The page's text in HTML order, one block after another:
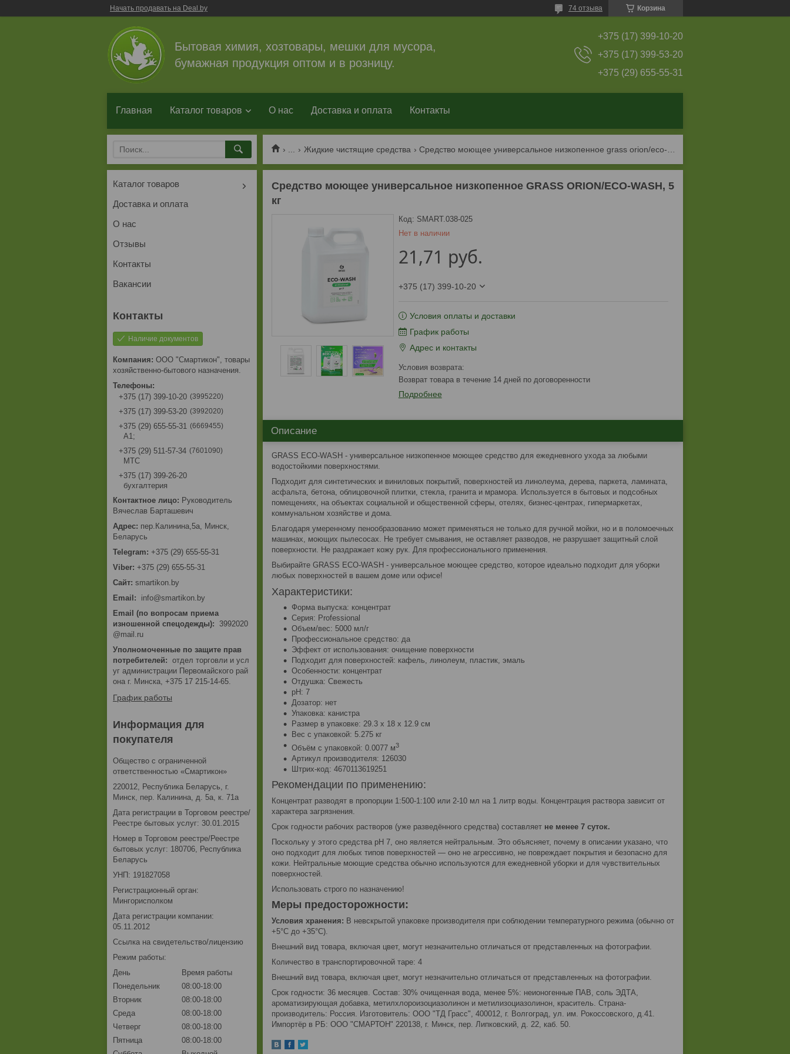
Начать продавать на Deal.by Корзина
74 отзыва
Бытовая химия, хозтовары, мешки для мусора,
бумажная продукция оптом и в розницу.
+375 (17) 399-10-20
+375 (17) 399-53-20
+375 (29) 655-55-31
Главная Каталог товаров О нас Доставка и оплата Контакты
Жидкие чистящие средства
Средство моющее универсальное низкопенное GRASS ORION/ECO-WASH, 5
кг
Нет в наличии
Код: SMART.038-025
21,71 руб.
+375 (17) 399-10-20
Условия оплаты и доставки
График работы
Адрес и контакты
возврат товара в течение 14 дней по договоренности
Подробнее
Описание
GRASS ECO-WASH - универсальное низкопенное моющее средство для ежедневного ухода за любыми
водостойкими поверхностями.
Подходит для синтетических и виниловых покрытий, поверхностей из линолеума, дерева, паркета, ламината,
асфальта, бетона, облицовочной плитки, стекла, гранита и мрамора. Используется в бытовых и подсобных
помещениях, на объектах социальной и общественной сферы, отелях, бизнес-центрах, гипермаркетах,
коммунальном хозяйстве и дома.
Благодаря умеренному пенообразованию может применяться не только для ручной мойки, но и в поломоечных
машинах, моющих пылесосах. Не требует смывания, не оставляет разводов, не разрушает защитный слой
поверхности. Не раздражает кожу рук. Для профессионального применения.
Выбирайте GRASS ECO-WASH - универсальное моющее средство, которое идеально подходит для уборки
любых поверхностей в вашем доме или офисе!
Характеристики:
Форма выпуска: концентрат
Серия: Professional
Объем/вес: 5000 мл/г
Профессиональное средство: да
Эффект от использования: очищение поверхности
Подходит для поверхностей: кафель, линолеум, пластик, эмаль
Особенности: концентрат
Отдушка: Свежесть
pH: 7
Дозатор: нет
Упаковка: канистра
Размер в упаковке: 29.3 x 18 x 12.9 см
Вес с упаковкой: 5.275 кг
Объём с упаковкой: 0.0077 м3
Артикул производителя: 126030
Штрих-код: 4670113619251
Рекомендации по применению:
Концентрат разводят в пропорции 1:500-1:100 или 2-10 мл на 1 литр воды. Концентрация раствора зависит от
характера загрязнения.
Срок годности рабочих растворов (уже разведённого средства) составляет не менее 7 суток.
Поскольку у этого средства pH 7, оно является нейтральным. Это объясняет, почему в описании указано, что
оно подходит для любых типов поверхностей — оно не агрессивно, не повреждает покрытия и безопасно для
кожи. Нейтральные моющие средства обычно используются для ежедневной уборки и для чувствительных
поверхностей.
Использовать строго по назначению!
Меры предосторожности:
Условия хранения: В невскрытой упаковке производителя при соблюдении температурного режима (обычно от
+5°C до +35°C).
Внешний вид товара, включая цвет, могут незначительно отличаться от представленных на фотографии.
Количество в транспортировочной таре: 4
Внешний вид товара, включая цвет, могут незначительно отличаться от представленных на фотографии.
Срок годности: 36 месяцев. Состав: 30% очищенная вода, менее 5%: неионогенные ПАВ, соль ЭДТА,
ароматизирующая добавка, метилхлороизоциазолинон и метилизоциазолинон, краситель. Страна-
производитель: Россия. Изготовитель: ООО "ТД Грасс", 400012, г. Волгоград, ул. им. Рокоссовского, д.41.
Импортёр в РБ: ООО "СМАРТОН" 220138, г. Минск, пер. Липковский, д. 22, каб. 50.
Каталог товаров
Доставка и оплата
О нас
Отзывы
Контакты
Вакансии
Наличие документов
ООО "Смартикон", товары
хозяйственно-бытового назначения.
+375 (17) 399-10-20 3995220
+375 (17) 399-53-20 3992020
+375 (29) 655-55-31 6669455
A1;
+375 (29) 511-57-34
7601090
МТС
+375 (17) 399-26-20
бухгалтерия
Руководитель
Вячеслав Барташевич
пер.Калинина,5а, Минск,
Беларусь
+375 (29) 655-55-31
+375 (29) 655-55-31
smartikon.by
Email
info@smartikon.by
Email (по вопросам приема
изношенной спецодежды)
3992020
@mail.ru
Уполномоченные по защите прав
потребителей
отдел торговли и усл
уг администрации Первомайского рай
она г. Минска, +375 17 215-14-65.
График работы
Информация для
покупателя
Общество с ограниченной
ответственностью «Смартикон»
220012, Республика Беларусь, г.
Минск, пер. Калинина, д. 5а, к. 71а
Дата регистрации в Торговом реестре/
Реестре бытовых услуг: 30.01.2015
Номер в Торговом реестре/Реестре
бытовых услуг: 180706, Республика
Беларусь
УНП: 191827058
Регистрационный орган:
Мингорисполком
Дата регистрации компании:
05.11.2012
Ссылка на свидетельство/лицензию
Режим работы:
День
Время работы
Понедельник
08:00-18:00
Вторник
08:00-18:00
Среда
08:00-18:00
Четверг
08:00-18:00
Пятница
08:00-18:00